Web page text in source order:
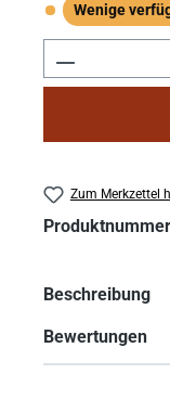
Wenige
Wenige
Produkt
Zum Merkzettel
Beschreibung
Bewertungen